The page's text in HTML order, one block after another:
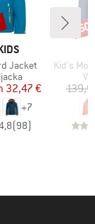
Jacket
pris
32,47 €
+7
(98)
Produkter
Kid's MountainWool